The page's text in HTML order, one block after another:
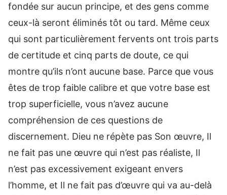
fondée sur aucun principe, et des gens comme
ceux-là seront éliminés tôt ou tard. Même ceux
qui sont particulièrement fervents ont trois parts
de certitude et cinq parts de doute, ce qui
montre qu’ils n’ont aucune base. Parce que vous
êtes de trop faible calibre et que votre base est
trop superficielle, vous n’avez aucune
compréhension de ces questions de
discernement. Dieu ne répète pas Son œuvre, Il
ne fait pas une œuvre qui n’est pas réaliste, Il
n’est pas excessivement exigeant envers
l’homme, et Il ne fait pas d’œuvre qui va au-delà